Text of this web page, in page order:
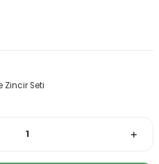
Zincir Seti